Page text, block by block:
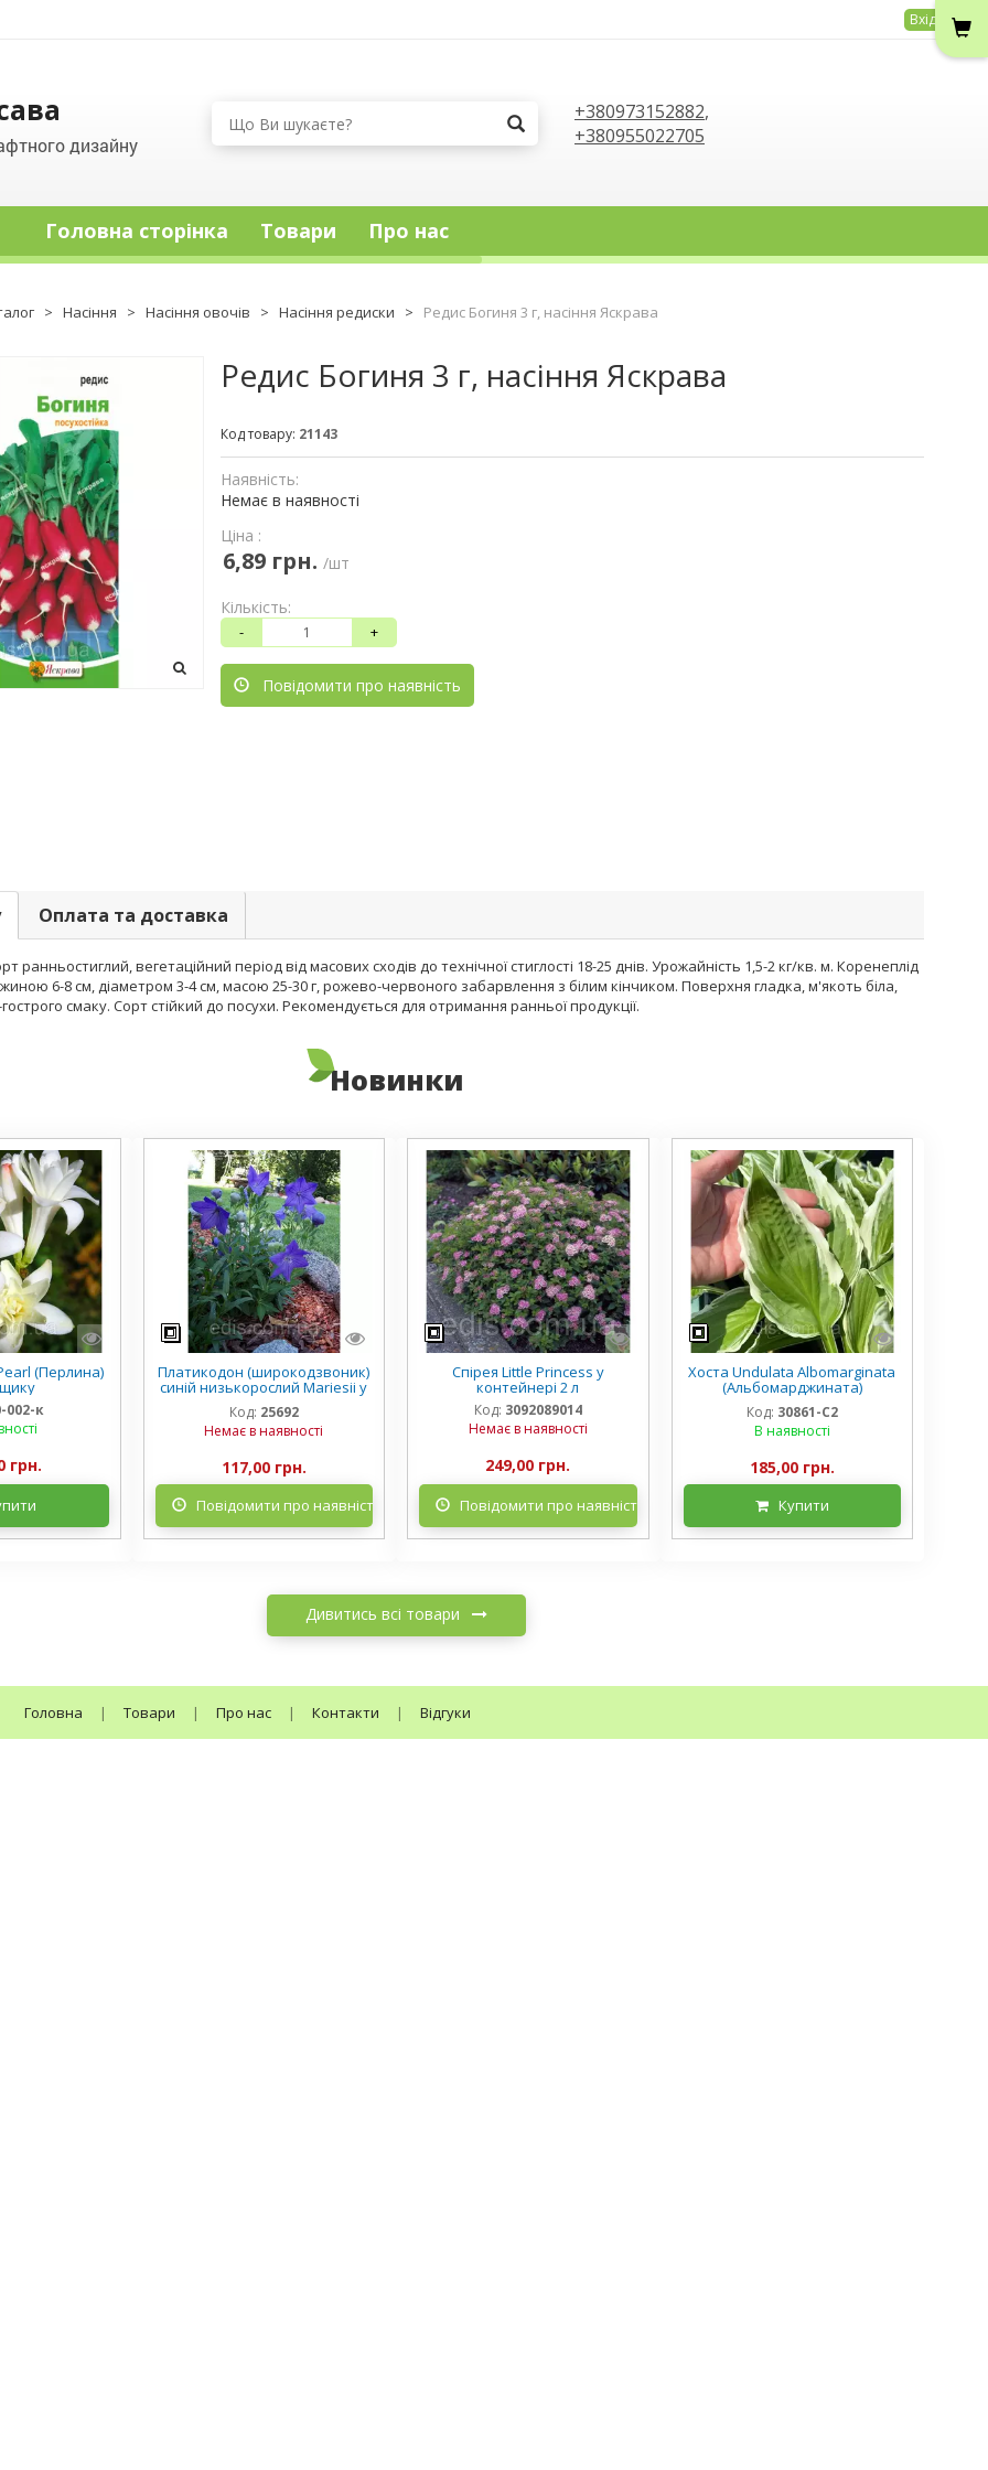
Вхід
дизайну
+380973152882,
+380955022705
Головна сторінка Товари Про нас
> Насіння > Насіння овочів > Насіння редиски > Редис Богиня 3 г, насіння Яскрава
Редис Богиня 3 г, насіння Яскрава
Код товару: 21143
Наявність:
Немає в наявності
Ціна :
6,89 грн. /шт
Кількість:
- +
Повідомити про наявність
Оплата та доставка
ранньостиглий, вегетаційний період від масових сходів до технічної стиглості 18-25 днів. Урожайність 1,5-2 кг/кв. м. Коренеплід
6-8 см, діаметром 3-4 см, масою 25-30 г, рожево-червоного забарвлення з білим кінчиком. Поверхня гладка, м'якоть біла,
смаку. Сорт стійкий до посухи. Рекомендується для отримання ранньої продукції.
Новинки
(Перлина)
002-к
грн.
Платикодон (широкодзвоник)
синій низькорослий Mariesii у
горщику
Код: 25692
Немає в наявності
117,00 грн.
Повідомити про наявність
Спірея Little Princess у
контейнері 2 л
Код: 3092089014
Немає в наявності
249,00 грн.
Повідомити про наявність
Хоста Undulata Albomarginata
(Альбомарджината)
контейнер 2 л, 3/+ розетки
Код: 30861-С2
В наявності
185,00 грн.
Купити
Дивитись всі товари
Головна | Товари | Про нас | Контакти | Відгуки